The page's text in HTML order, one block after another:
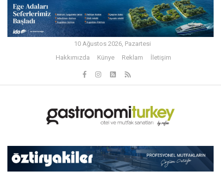
10 Ağustos 2026, Pazartesi
Hakkımızda
Künye Reklam İletişim